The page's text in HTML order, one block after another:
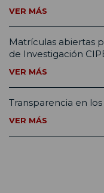
VER MÁS
Matrículas abiertas
de Investigación
VER MÁS
Transparencia en
VER MÁS